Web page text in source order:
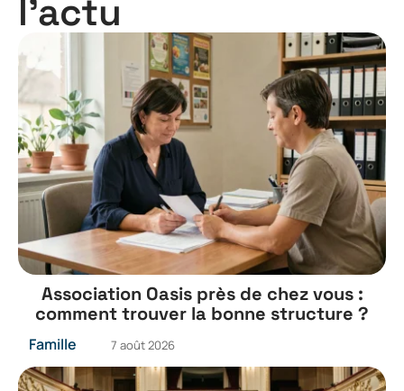
l'actu
Association Oasis près de chez vous :
comment trouver la bonne structure ?
Famille 7 août 2026